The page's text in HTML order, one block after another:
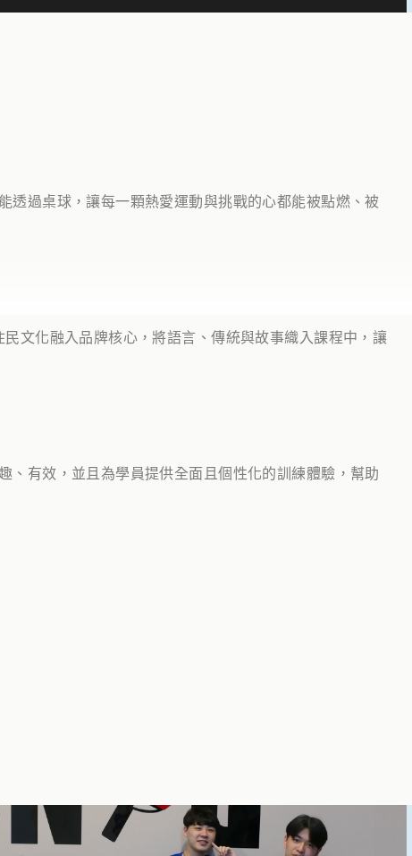
透過桌球，讓每一顆熱愛運動與挑戰的心都能被點燃、被
文化融入品牌核心，將語言、傳統與故事織入課程中，讓
、有效，並且為學員提供全面且個性化的訓練體驗，幫助